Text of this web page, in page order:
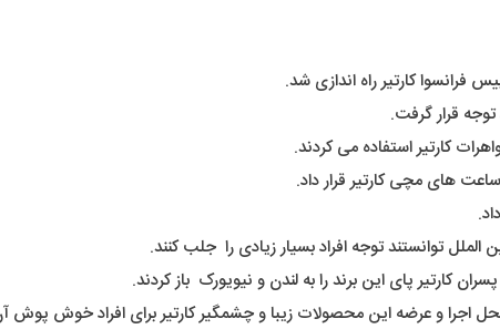
توجه قرار گرفت.
کارتیر استفاده می کردند.
های مچی کارتیر قرار داد.
توانستند توجه افراد بسیار زیادی را جلب کنند.
کارتیر پای این برند را به لندن و نیویورک باز کردند.
اجرا و عرضه این محصولات زیبا و چشمگیر کارتیر برای افراد خوش پوش